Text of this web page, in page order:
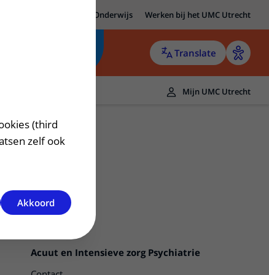
Onderwijs Werken bij het UMC Utrecht
Translate
Mijn UMC Utrecht
Acuut en Intensieve zorg Psychiatrie
(third
zelf ook
Akkoord